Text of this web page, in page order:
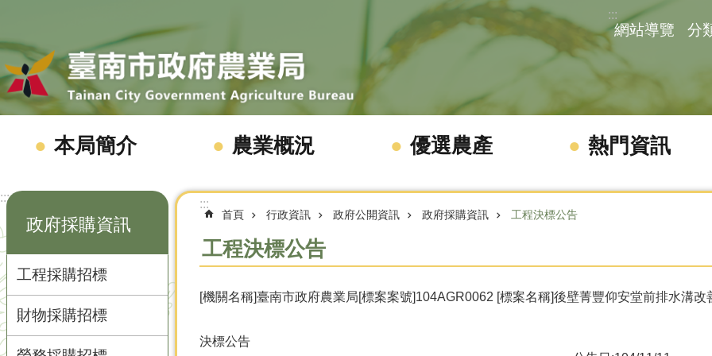
:::
網站導覽 分
本局簡介 農業概況 優選農產 熱門資訊
:::
政府採購資訊
工程採購招標
財物採購招標
:::
首頁 行政資訊 政府公開資訊 政府採購資訊 工程決標公告
工程決標公告
[機關名稱]臺南市政府農業局[標案案號]104AGR0062 [標案名稱]後壁菁豐仰安堂前排水溝改
決標公告